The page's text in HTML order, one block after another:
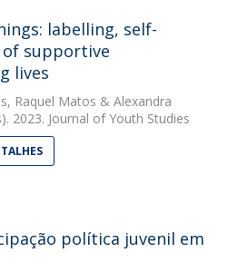
labelling, self-
supportive
lives
, Raquel Matos & Alexandra
2023. Journal of Youth Studies
política juvenil em